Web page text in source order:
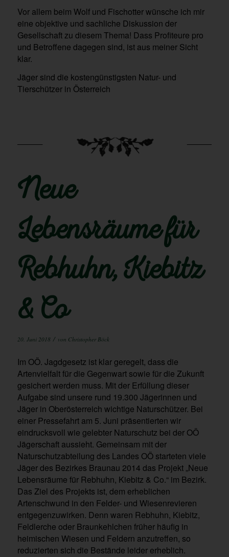
Vor allem beim Wolf und Fischotter wünsche ich mir
eine objektive und sachliche Diskussion der
Gesellschaft zu diesem Thema! Dass Profiteure pro
und Betroffene dagegen sind, ist aus meiner Sicht
klar.
Jäger sind die kostengünstigsten Natur- und
Tierschützer in Österreich
Neue
Lebensräume für
Rebhuhn, Kiebitz
& Co
20. Juni 2018 / von Christopher Böck
Im OÖ. Jagdgesetz ist klar geregelt, dass die
Artenvielfalt für die Gegenwart sowie für die Zukunft
gesichert werden muss. Mit der Erfüllung dieser
Aufgabe sind unsere rund 19.300 Jägerinnen und
Jäger in Oberösterreich wichtige Naturschützer. Bei
einer Pressefahrt am 5. Juni präsentierten wir
eindrucksvoll wie gelebter Naturschutz bei der OÖ
Jägerschaft aussieht. Gemeinsam mit der
Naturschutzabteilung des Landes OÖ starteten viele
Jäger des Bezirkes Braunau 2014 das Projekt „Neue
Lebensräume für Rebhuhn, Kiebitz & Co.“ im Bezirk.
Das Ziel des Projekts ist, dem erheblichen
Artenschwund in den Felder- und Wiesenrevieren
entgegenzuwirken. Denn waren Rebhuhn, Kiebitz,
Feldlerche oder Braunkehlchen früher häufig in
heimischen Wiesen und Feldern anzutreffen, so
reduzierten sich die Bestände leider erheblich.